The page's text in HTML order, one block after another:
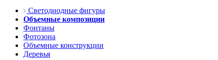
Светодиодные фигуры
Объемные композиции
Фонтаны
Фотозона
Объемные конструкции
Деревья